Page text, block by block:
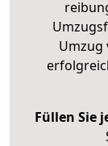
Umzug
Füllen Sie